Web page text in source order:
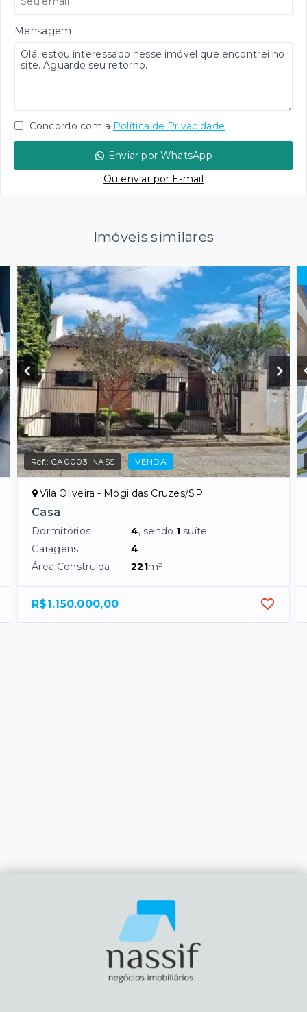
Mensagem
Concordo com a Política de Privacidade
Enviar por WhatsApp
Ou enviar por E-mail
Imóveis similares
Ref.: CA0003_NASS VENDA
Vila Oliveira - Mogi das Cruzes/SP
Casa
Dormitórios 4, sendo 1 suíte
Garagens
4
Área Construída
221m²
R$1.150.000,00